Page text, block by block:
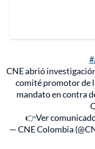
CNE abrió
comité promotor de
mandato en contra
👉Ver
— CNE Colombia